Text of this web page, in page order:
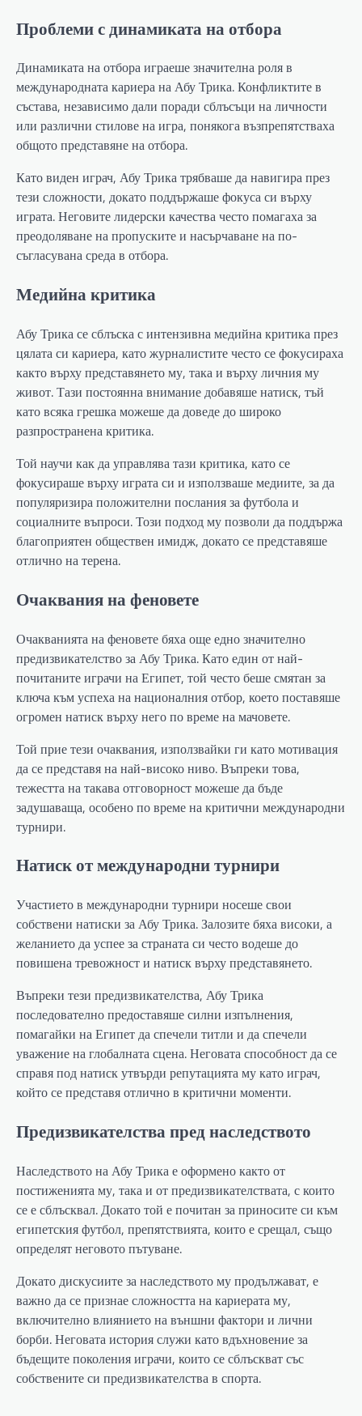
Проблеми с динамиката на отбора
Динамиката на отбора играеше значителна роля в
международната кариера на Абу Трика. Конфликтите в
състава, независимо дали поради сблъсъци на личности
или различни стилове на игра, понякога възпрепятстваха
общото представяне на отбора.
Като виден играч, Абу Трика трябваше да навигира през
тези сложности, докато поддържаше фокуса си върху
играта. Неговите лидерски качества често помагаха за
преодоляване на пропуските и насърчаване на по-
съгласувана среда в отбора.
Медийна критика
Абу Трика се сблъска с интензивна медийна критика през
цялата си кариера, като журналистите често се фокусираха
както върху представянето му, така и върху личния му
живот. Тази постоянна внимание добавяше натиск, тъй
като всяка грешка можеше да доведе до широко
разпространена критика.
Той научи как да управлява тази критика, като се
фокусираше върху играта си и използваше медиите, за да
популяризира положителни послания за футбола и
социалните въпроси. Този подход му позволи да поддържа
благоприятен обществен имидж, докато се представяше
отлично на терена.
Очаквания на феновете
Очакванията на феновете бяха още едно значително
предизвикателство за Абу Трика. Като един от най-
почитаните играчи на Египет, той често беше смятан за
ключа към успеха на националния отбор, което поставяше
огромен натиск върху него по време на мачовете.
Той прие тези очаквания, използвайки ги като мотивация
да се представя на най-високо ниво. Въпреки това,
тежестта на такава отговорност можеше да бъде
задушаваща, особено по време на критични международни
турнири.
Натиск от международни турнири
Участието в международни турнири носеше свои
собствени натиски за Абу Трика. Залозите бяха високи, а
желанието да успее за страната си често водеше до
повишена тревожност и натиск върху представянето.
Въпреки тези предизвикателства, Абу Трика
последователно предоставяше силни изпълнения,
помагайки на Египет да спечели титли и да спечели
уважение на глобалната сцена. Неговата способност да се
справя под натиск утвърди репутацията му като играч,
който се представя отлично в критични моменти.
Предизвикателства пред наследството
Наследството на Абу Трика е оформено както от
постиженията му, така и от предизвикателствата, с които
се е сблъсквал. Докато той е почитан за приносите си към
египетския футбол, препятствията, които е срещал, също
определят неговото пътуване.
Докато дискусиите за наследството му продължават, е
важно да се признае сложността на кариерата му,
включително влиянието на външни фактори и лични
борби. Неговата история служи като вдъхновение за
бъдещите поколения играчи, които се сблъскват със
собствените си предизвикателства в спорта.